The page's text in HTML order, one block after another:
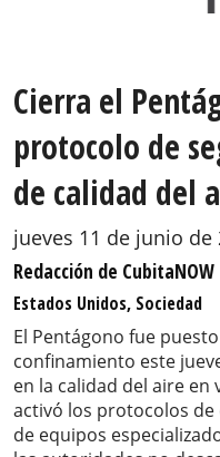
Cierra el
protocolo de
de calidad del
jueves 11 de junio de
Redacción de CubitaNOW
Estados Unidos, Sociedad
El Pentágono fue
confinamiento este
en la calidad del aire en
activó los protocolos
de equipos